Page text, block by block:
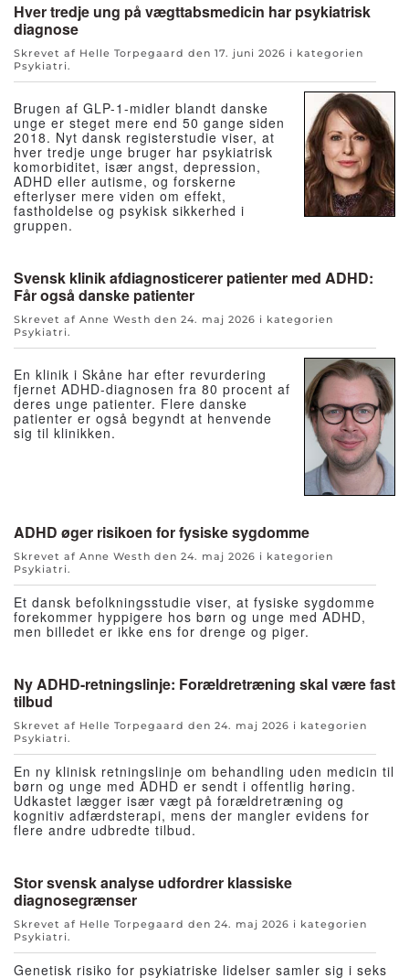
Hver tredje ung på vægttabsmedicin har psykiatrisk
diagnose
Skrevet af Helle Torpegaard den 17. juni 2026 i kategorien
Psykiatri.
Brugen af GLP-1-midler blandt danske
unge er steget mere end 50 gange siden
2018. Nyt dansk registerstudie viser, at
hver tredje unge bruger har psykiatrisk
komorbiditet, især angst, depression,
ADHD eller autisme, og forskerne
efterlyser mere viden om effekt,
fastholdelse og psykisk sikkerhed i
gruppen.
Svensk klinik afdiagnosticerer patienter med ADHD:
Får også danske patienter
Skrevet af Anne Westh den 24. maj 2026 i kategorien
Psykiatri.
En klinik i Skåne har efter revurdering
fjernet ADHD-diagnosen fra 80 procent af
deres unge patienter. Flere danske
patienter er også begyndt at henvende
sig til klinikken.
ADHD øger risikoen for fysiske sygdomme
Skrevet af Anne Westh den 24. maj 2026 i kategorien
Psykiatri .
Et dansk befolkningsstudie viser, at fysiske sygdomme
forekommer hyppigere hos børn og unge med ADHD,
men billedet er ikke ens for drenge og piger.
Ny ADHD-retningslinje: Forældretræning skal være fast
tilbud
Skrevet af Helle Torpegaard den 24. maj 2026 i kategorien
Psykiatri .
En ny klinisk retningslinje om behandling uden medicin til
børn og unge med ADHD er sendt i offentlig høring.
Udkastet lægger især vægt på forældretræning og
kognitiv adfærdsterapi, mens der mangler evidens for
flere andre udbredte tilbud.
Stor svensk analyse udfordrer klassiske
diagnosegrænser
Skrevet af Helle Torpegaard den 24. maj 2026 i kategorien
Psykiatri .
Genetisk risiko for psykiatriske lidelser samler sig i seks